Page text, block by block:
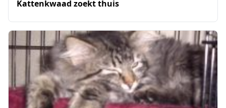
Kattenkwaad zoekt thuis